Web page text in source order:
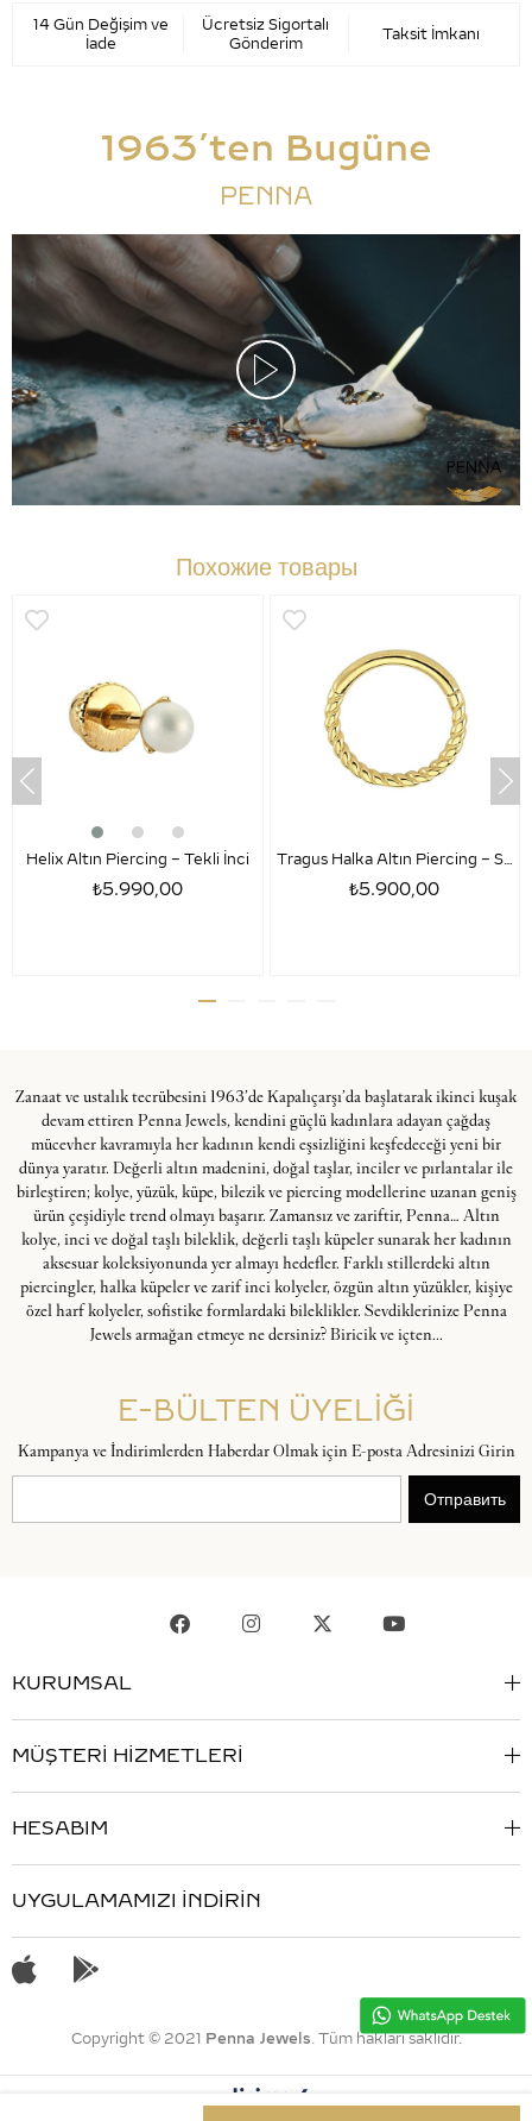
14 Gün Değişim ve
İade
Ücretsiz Sigortalı
Gönderim
Taksit İmkanı
1963’ten Bugüne
PENNA
Похожие товары
Helix Altın Piercing – Tekli İnci
₺5.990,00
Tragus Halka Altın Piercing – Sezar
₺5.900,00
Zanaat ve ustalık tecrübesini 1963’de Kapalıçarşı’da başlatarak ikinci kuşak
devam ettiren Penna Jewels, kendini güçlü kadınlara adayan çağdaş
mücevher kavramıyla her kadının kendi eşsizliğini keşfedeceği yeni bir
dünya yaratır. Değerli altın madenini, doğal taşlar, inciler ve pırlantalar ile
birleştiren; kolye, yüzük, küpe, bilezik ve piercing modellerine uzanan geniş
ürün çeşidiyle trend olmayı başarır. Zamansız ve zariftir, Penna… Altın
kolye, inci ve doğal taşlı bileklik, değerli taşlı küpeler sunarak her kadının
aksesuar koleksiyonunda yer almayı hedefler. Farklı stillerdeki altın
piercingler, halka küpeler ve zarif inci kolyeler, özgün altın yüzükler, kişiye
özel harf kolyeler, sofistike formlardaki bileklikler. Sevdiklerinize Penna
Jewels armağan etmeye ne dersiniz? Biricik ve içten...
E-BÜLTEN ÜYELİĞİ
Kampanya ve İndirimlerden Haberdar Olmak için E-posta Adresinizi Girin
Отправить
KURUMSAL
MÜŞTERİ HİZMETLERİ
HESABIM
UYGULAMAMIZI İNDİRİN
Copyright © 2021 Penna Jewels. Tüm hakları saklıdır.